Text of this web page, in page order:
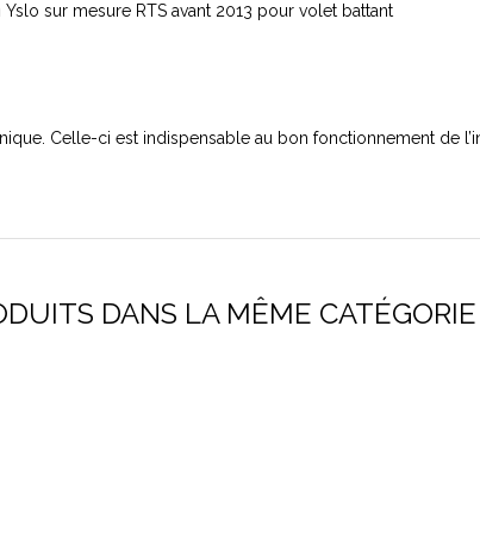
sur mesure RTS avant 2013 pour volet battant
Celle-ci est indispensable au bon fonctionnement de
DANS LA MÊME CATÉGORIE